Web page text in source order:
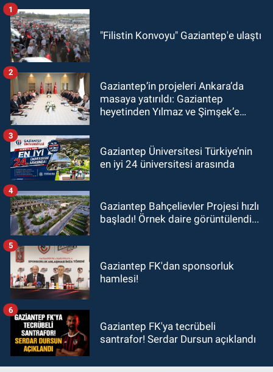
"Filistin Konvoyu" Gaziantep'e ulaştı
1
Gaziantep’in projeleri Ankara’da
masaya yatırıldı: Gaziantep
heyetinden Yılmaz ve Şimşek’e
2
Gaziantep Üniversitesi Türkiye’nin
en iyi 24 üniversitesi arasında
3
Gaziantep Bahçelievler Projesi hızlı
başladı! Örnek daire görüntülendi...
4
Gaziantep FK'dan sponsorluk
hamlesi!
5
Gaziantep FK'ya tecrübeli
santrafor! Serdar Dursun açıklandı
6